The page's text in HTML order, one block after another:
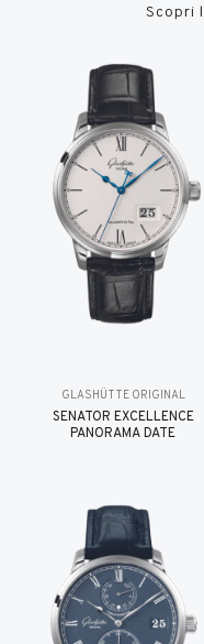
Scopri
GLASHÜTTE ORIGINAL
SENATOR EXCELLENCE
PANORAMA DATE